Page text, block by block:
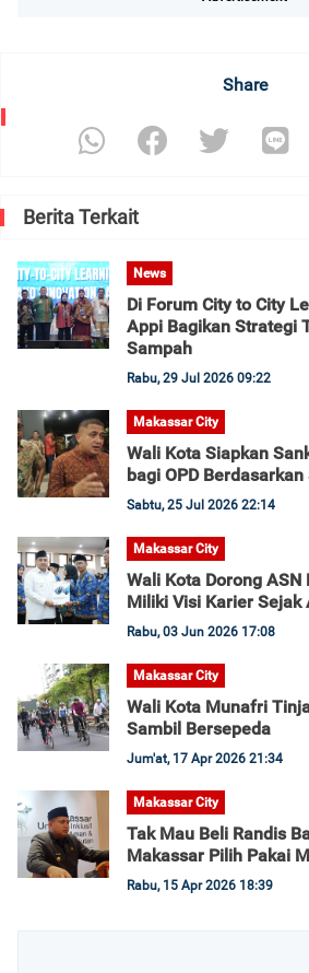
Share
Berita Terkait
News
Di Forum City to City
Appi Bagikan Strategi
Sampah
Rabu, 29 Jul 2026 09:22
Makassar City
Wali Kota Siapkan
bagi OPD
Sabtu, 25 Jul 2026 22:14
Makassar City
Wali Kota Dorong
Miliki Visi Karier Sejak
Rabu, 03 Jun 2026 17:08
Makassar City
Wali Kota Munafri
Sambil Bersepeda
Jum'at, 17 Apr 2026 21:34
Makassar City
Tak Mau Beli Randis
Makassar Pilih Pakai
Rabu, 15 Apr 2026 18:39